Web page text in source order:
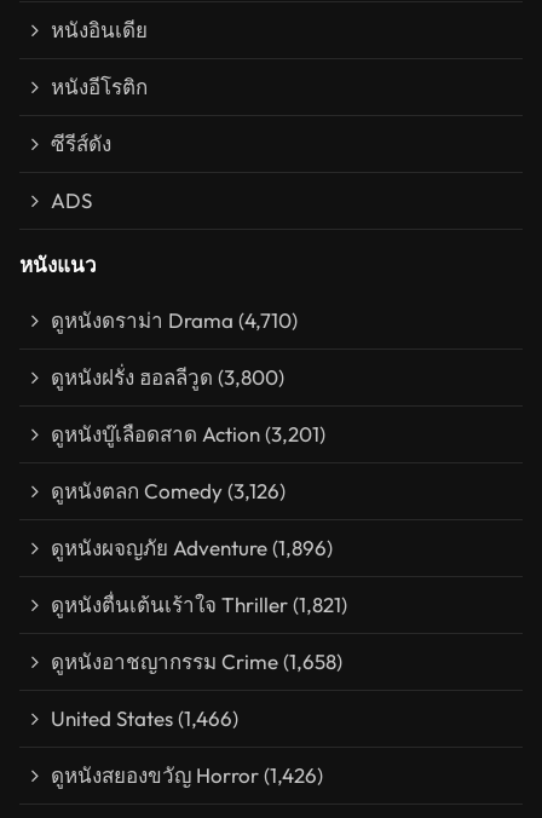
หนังอินเดีย
หนังอีโรติก
ซีรีส์ดัง
ADS
หนังแนว
ดูหนังดราม่า Drama (4,710)
ดูหนังฝรั่ง ฮอลลีวูด (3,800)
ดูหนังบู๊เลือดสาด Action(3,201)
ดูหนังตลก Comedy(3,126)
ดูหนังผจญภัย Adventure(1,896)
ดูหนังตื่นเต้นเร้าใจ Thriller(1,821)
ดูหนังอาชญากรรม Crime(1,658)
United States(1,466)
ดูหนังสยองขวัญ Horror(1,426)